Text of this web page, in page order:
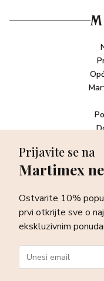
Newsletter
sve o najnovijim
ponudama te posebnim
Prijavite se na
Martimex
Ostvarite 10%
prvi otkrijte sve o
ekskluzivnim